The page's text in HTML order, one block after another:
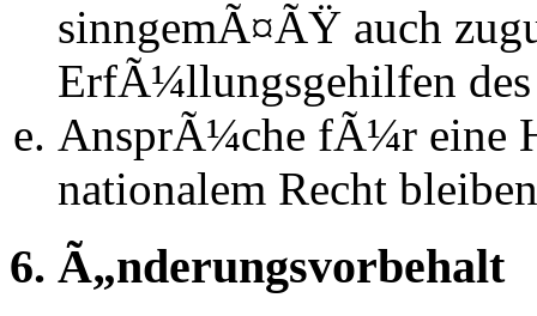
sinngemÃ¤ÃŸ auch
ErfÃ¼llungsgehilfen des
AnsprÃ¼che fÃ¼r eine
nationalem Recht
6. Ã„nderungsvorbehalt